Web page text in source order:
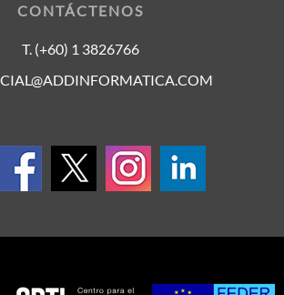
CONTÁCTENOS
T. (+60) 1 3826766